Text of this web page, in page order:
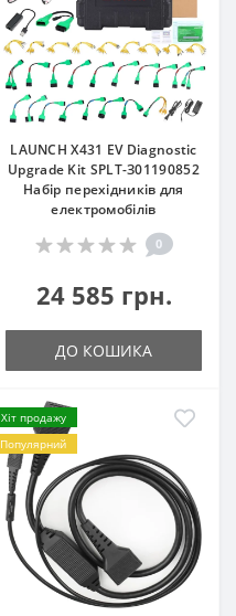
LAUNCH X431 EV Diagnostic
Upgrade Kit SPLT-З01190852
Набір перехідників для
електромобілів
0
24 585 грн.
ДО КОШИКА
Хіт продажу
Популярний